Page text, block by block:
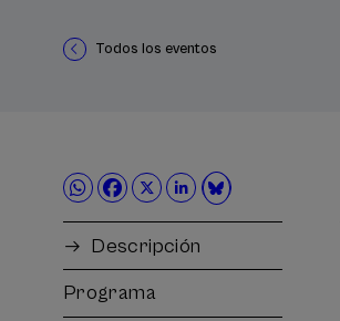
Todos los eventos
Descripción
Programa